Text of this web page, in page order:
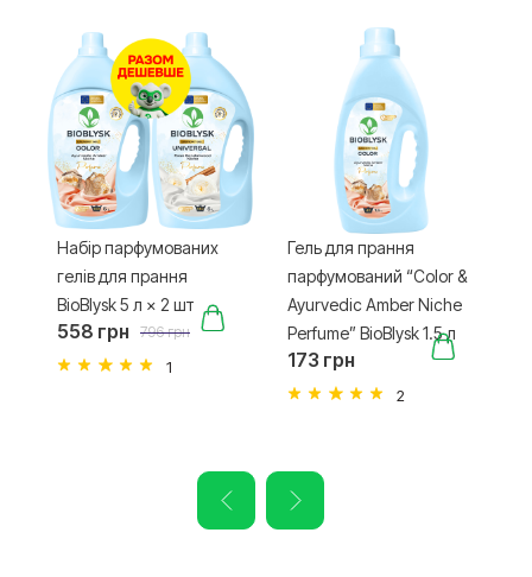
Набір парфумованих
гелів для прання
BioBlysk 5 л × 2 шт
558 грн 796 грн
1
Гель для прання
парфумований “Color &
Ayurvedic Amber Niche
Perfume” BioBlysk 1.5 л
173 грн
2